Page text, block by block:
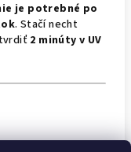
je potrebné po
. Stačí necht
2 minúty v UV